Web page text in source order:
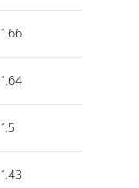
1.66
1.64
1.5
1.43